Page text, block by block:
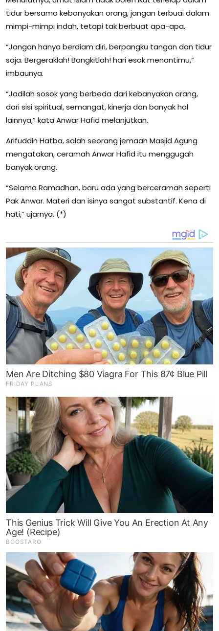
tidur bersama kebanyakan orang, jangan terbuai dalam
mimpi-mimpi indah, tetapi tak berbuat apa-apa.
“Jangan hanya berdiam diri, berpangku tangan dan tidur
saja. Bergeraklah! Bangkitlah! hari esok menantimu,”
imbaunya.
“Jadilah sosok yang berbeda dari kebanyakan orang,
dari sisi spiritual, semangat, kinerja dan banyak hal
lainnya,” kata Anwar Hafid melanjutkan.
Arifuddin Hatba, salah seorang jemaah Masjid Agung
mengatakan, ceramah Anwar Hafid itu menggugah
banyak orang.
“Selama Ramadhan, baru ada yang berceramah seperti
Pak Anwar. Materi dan isinya sangat substantif. Kena di
hati,” ujarnya. (*)